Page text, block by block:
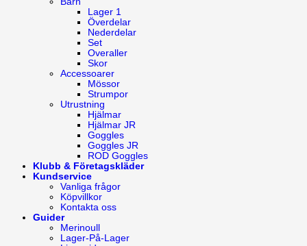
Lager 1
Överdelar
Nederdelar
Set
Overaller
Skor
Accessoarer
Mössor
Strumpor
Utrustning
Hjälmar
Hjälmar JR
Goggles
Goggles JR
ROD Goggles
Klubb & Företagskläder
Kundservice
Vanliga frågor
Köpvillkor
Kontakta oss
Guider
Merinoull
Lager-På-Lager